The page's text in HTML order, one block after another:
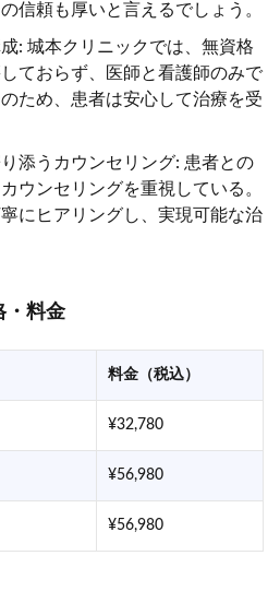
信頼も厚いと言えるでしょう。
: 城本クリニックでは、無資格
ておらず、医師と看護師のみで
ため、患者は安心して治療を受
添うカウンセリング: 患者との
ウンセリングを重視している。
にヒアリングし、実現可能な治
料金
料金（税込）
¥32,780
¥56,980
¥56,980